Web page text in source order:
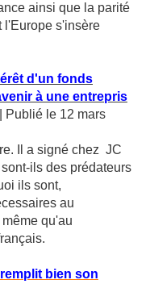
ainsi que la parité
l'Europe s'insère
d'un fonds
à une entrepris
Publié le 12 mars
Il a signé chez JC
ils des prédateurs
ils sont,
au
qu'au
bien son